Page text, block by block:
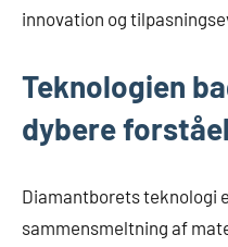
innovation og
Teknologien
dybere
Diamantborets teknologi
sammensmeltning af